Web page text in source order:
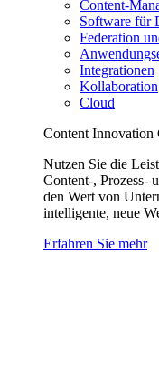
Content-
Software für
Federation
Integrationen
Kollaboration
Cloud
Content
Nutzen Sie die
Content-, Prozess-
den Wert von
intelligente, neue
Erfahren Sie mehr